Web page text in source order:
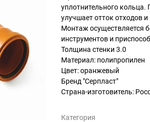
уплотнительного кольца.
улучшает отток отходов
Монтаж осуществляется
инструментов и
Толщина стенки 3.0
Материал: полипропилен
Цвет: оранжевый
Бренд "Серпласт"
Страна-изготовитель:
Категория